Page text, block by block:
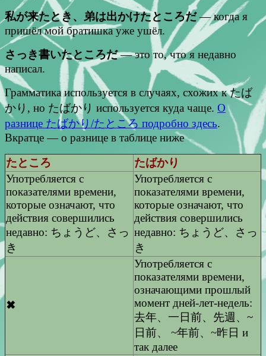
私が来たとき、弟は出かけたところだ— когда я
пришёл мой братишка уже ушёл.
さっき書いたところだ— это то, что я недавно
написал.
Грамматика используется в случаях, схожих к たば
かり, но たばかり используется куда чаще. О
разнице たばかり/たところ подробно здесь.
Вкратце — о разнице в таблице ниже
たところ
たばかり
Употребляется с
показателями времени,
которые означают, что
действия совершились
недавно: ちょうど、さっ
き
Употребляется с
показателями времени,
которые означают, что
действия совершились
недавно: ちょうど、さっ
き
✖
Употребляется с
показателями времени,
означающими прошлый
момент дней-лет-недель:
去年、一日前、先週、~
日前、 ~年前、~昨日 и
так далее